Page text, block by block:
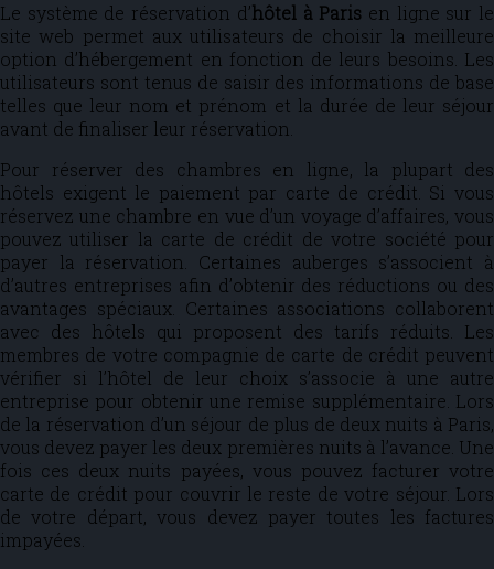
Le système de réservation d’hôtel à Paris en ligne sur le
site web permet aux utilisateurs de choisir la meilleure
option d’hébergement en fonction de leurs besoins. Les
utilisateurs sont tenus de saisir des informations de base
telles que leur nom et prénom et la durée de leur séjour
avant de finaliser leur réservation.
Pour réserver des chambres en ligne, la plupart des
hôtels exigent le paiement par carte de crédit. Si vous
réservez une chambre en vue d’un voyage d’affaires, vous
pouvez utiliser la carte de crédit de votre société pour
payer la réservation. Certaines auberges s’associent à
d’autres entreprises afin d’obtenir des réductions ou des
avantages spéciaux. Certaines associations collaborent
avec des hôtels qui proposent des tarifs réduits. Les
membres de votre compagnie de carte de crédit peuvent
vérifier si l’hôtel de leur choix s’associe à une autre
entreprise pour obtenir une remise supplémentaire. Lors
de la réservation d’un séjour de plus de deux nuits à Paris,
vous devez payer les deux premières nuits à l’avance. Une
fois ces deux nuits payées, vous pouvez facturer votre
carte de crédit pour couvrir le reste de votre séjour. Lors
de votre départ, vous devez payer toutes les factures
impayées.